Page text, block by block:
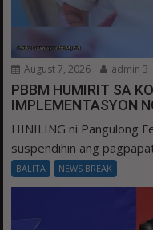
August 7, 2026 admin 3
PBBM HUMIRIT SA
IMPLEMENTASYON
HINILING ni Pangulong
suspendihin ang
BALITA NEWS BREAK